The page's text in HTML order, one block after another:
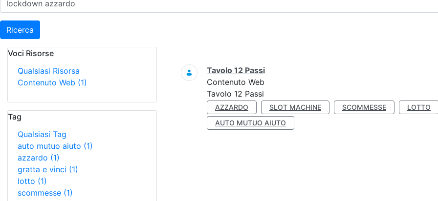
Ricerca
Voci Risorse
Qualsiasi Risorsa
Contenuto Web (1)
Tag
Qualsiasi Tag
auto mutuo aiuto (1)
azzardo (1)
gratta e vinci (1)
lotto (1)
scommesse (1)
Ricerca
Tavolo 12 Passi
Contenuto Web
Tavolo 12 Passi
AZZARDO SLOT MACHINE SCOMMESSE
LOTTO
AUTO MUTUO AIUTO